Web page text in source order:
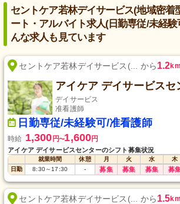
セントケア若林デイサービス(地域密着
ート・アルバイト求人(日勤専従/未経
んな求人も見ています
セントケア若林デイサービス(... から1.2km
アイケア デイサービスセ
デイサービス
准看護師
日勤専従/未経験可/准看護師
時給 1,300 円〜1,600円
アイケア デイサービスセンターのシフト募集状況
就業時間 休憩 月 火 水 木
日勤
8:30～17:30 - 募集 募集 募集 募
セントケア若林デイサービス(... から1.5km